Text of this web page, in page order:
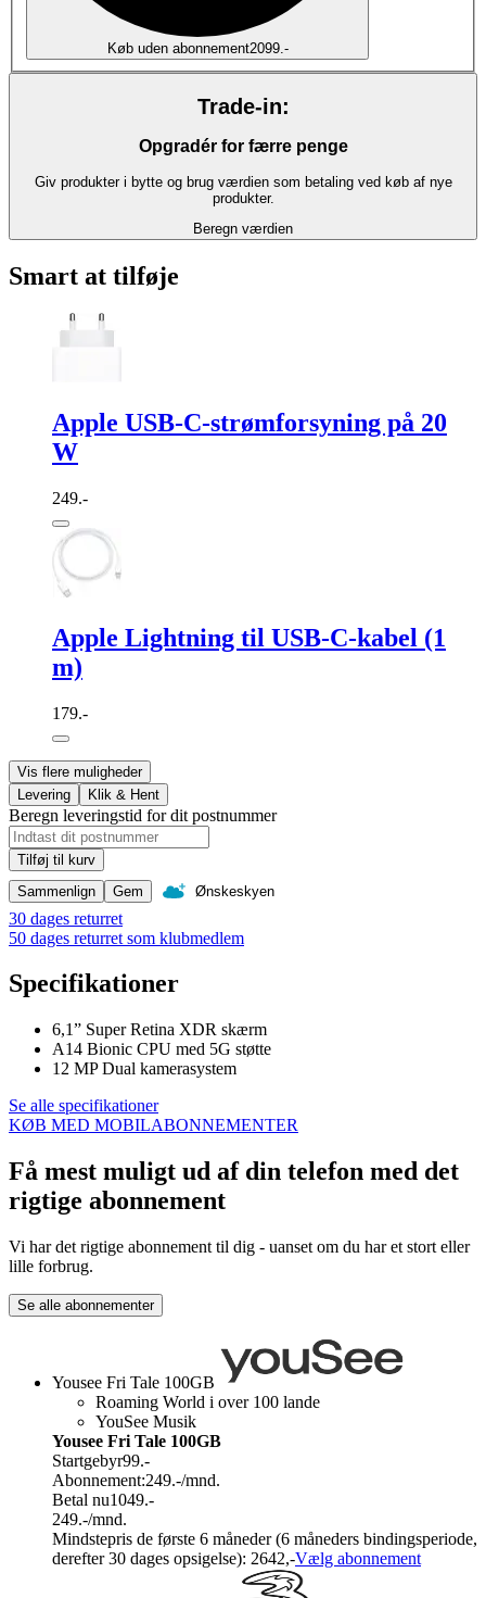
Køb uden abonnement2099.-
Trade-in:
Opgradér for færre penge
Giv produkter i bytte og brug værdien som betaling ved køb af nye
produkter.
Beregn værdien
Smart at tilføje
Apple USB-C-strømforsyning på 20
W
249.-
Apple Lightning til USB-C-kabel (1
m)
179.-
Vis flere muligheder
Levering
Klik & Hent
Beregn leveringstid for dit postnummer
Tilføj til kurv
Sammenlign
Gem Ønskeskyen
30 dages returret
50 dages returret som klubmedlem
Specifikationer
6,1” Super Retina XDR skærm
A14 Bionic CPU med 5G støtte
12 MP Dual kamerasystem
Se alle specifikationer
KØB MED MOBILABONNEMENTER
Få mest muligt ud af din telefon med det
rigtige abonnement
Vi har det rigtige abonnement til dig - uanset om du har et stort eller
lille forbrug.
Se alle abonnementer
Yousee Fri Tale 100GB
Roaming World i over 100 lande
YouSee Musik
Yousee Fri Tale 100GB
Startgebyr99.-
Abonnement:249.-/mnd.
Betal nu1049.-
249.-/mnd.
Mindstepris de første 6 måneder (6 måneders bindingsperiode,
derefter 30 dages opsigelse): 2642,-Vælg abonnement